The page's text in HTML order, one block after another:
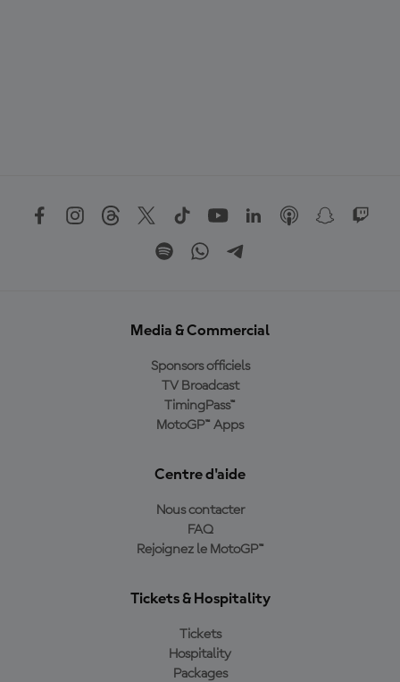
Media & Commercial
Sponsors officiels
TV Broadcast
TimingPass™
MotoGP™ Apps
Centre d'aide
Nous contacter
FAQ
Rejoignez le MotoGP™
Tickets & Hospitality
Tickets
Hospitality
Packages